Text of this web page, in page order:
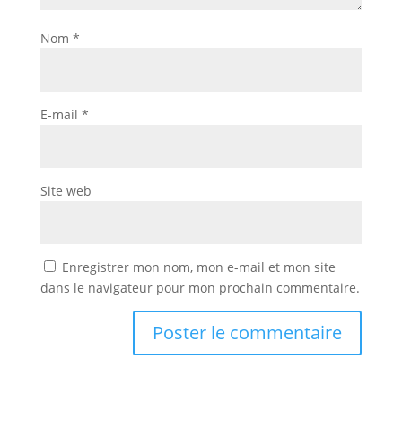
Nom *
E-mail *
Site web
Enregistrer mon nom, mon e-mail et mon site
dans le navigateur pour mon prochain commentaire.